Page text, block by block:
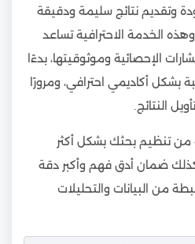
وتقديم نتائج سليمة ودقيقة
وهذه الخدمة الاحترافية تساعد
الإحصائية وموثوقيتها، بدءًا
بشكل أكاديمي احترافي، ومرورًا
النتائج.
من تنظيم بحثك بشكل أكثر
ضمان أدق فهم وأكبر دقة
من البيانات والتحليلات